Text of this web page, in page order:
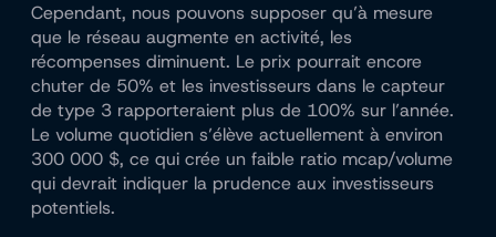
Cependant, nous pouvons supposer qu’à mesure
que le réseau augmente en activité, les
récompenses diminuent. Le prix pourrait encore
chuter de 50% et les investisseurs dans le capteur
de type 3 rapporteraient plus de 100% sur l’année.
Le volume quotidien s’élève actuellement à environ
300 000 $, ce qui crée un faible ratio mcap/volume
qui devrait indiquer la prudence aux investisseurs
potentiels.